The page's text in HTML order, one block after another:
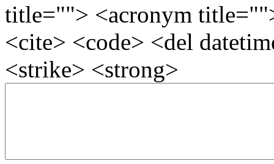
title=""> <acronym
<cite> <code> <del
<strike> <strong>